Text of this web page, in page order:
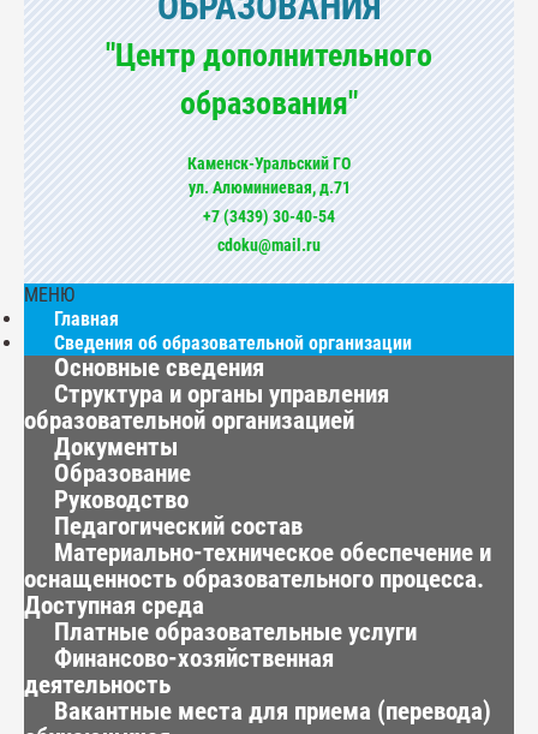
"Центр дополнительного
образования"
Каменск-Уральский ГО
ул. Алюминиевая, д.71
+7 (3439) 30-40-54
cdoku@mail.ru
МЕНЮ
Главная
Сведения об образовательной организации
Основные сведения
Структура и органы управления
образовательной организацией
Документы
Образование
Руководство
Педагогический состав
Материально-техническое обеспечение и
оснащенность образовательного процесса.
Доступная среда
Платные образовательные услуги
Финансово-хозяйственная
деятельность
Вакантные места для приема (перевода)